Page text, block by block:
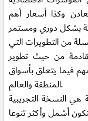
وكذا أسعار أهم
من التطويرات التي
من حيث تطوير
فيما يتعلق بأسواق
المنطقة والعالم.
هي النسخة التجريبية